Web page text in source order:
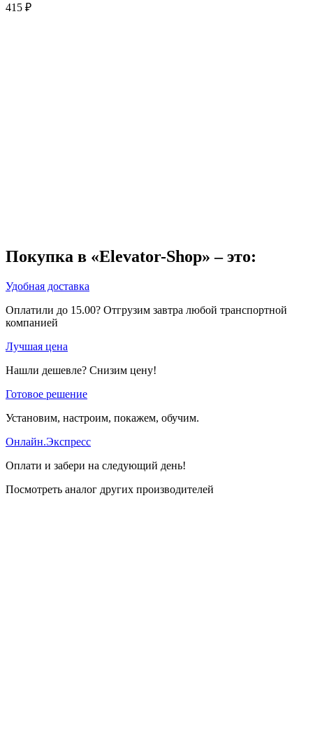
415 ₽
Покупка в «Elevator-Shop» – это:
Удобная доставка
Оплатили до 15.00? Отгрузим завтра любой транспортной
компанией
Лучшая цена
Нашли дешевле? Снизим цену!
Готовое решение
Установим, настроим, покажем, обучим.
Онлайн.Экспресс
Оплати и забери на следующий день!
Посмотреть аналог других производителей